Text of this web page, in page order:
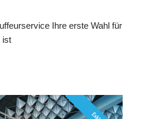
Ihre erste Wahl für
ist